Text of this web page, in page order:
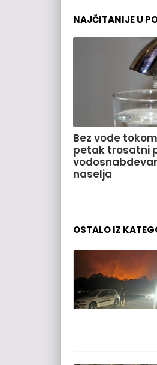
NAJČITANIJE U
Bez vode
petak trosatni
naselja
OSTALO IZ